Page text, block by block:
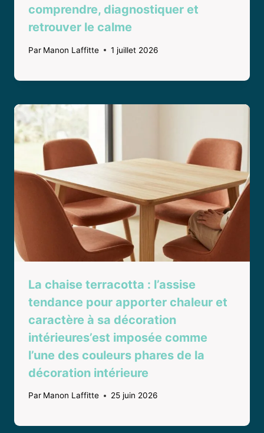
comprendre, diagnostiquer et
retrouver le calme
Par Manon Laffitte 1 juillet 2026
La chaise terracotta : l’assise
tendance pour apporter chaleur et
caractère à sa décoration
intérieures’est imposée comme
l’une des couleurs phares de la
décoration intérieure
Par Manon Laffitte 25 juin 2026